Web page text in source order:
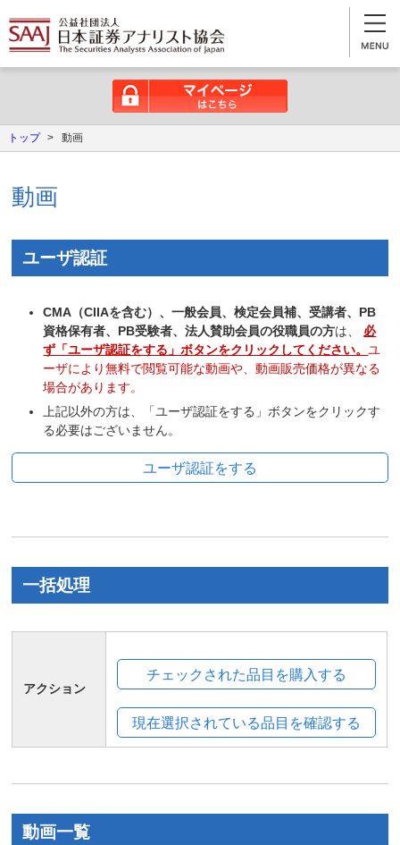
トップ > 動画
動画
ユーザ認証
CMA（CIIAを含む）、一般会員、検定会員補、受講者、PB
資格保有者、PB受験者、法人賛助会員の役職員の方は、 必
ず「ユーザ認証をする」ボタンをクリックしてください。ユ
ーザにより無料で閲覧可能な動画や、動画販売価格が異なる
場合があります。
上記以外の方は、「ユーザ認証をする」ボタンをクリックす
る必要はございません。
一括処理
アクション
動画一覧